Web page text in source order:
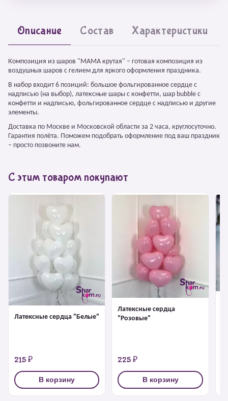
Описание Состав Характеристики
Композиция из шаров "МАМА крутая" – готовая композиция из
воздушных шаров с гелием для яркого оформления праздника.
В набор входит 6 позиций: большое фольгированное сердце с
надписью (на выбор), латексные шары с конфетти, шар bubble с
конфетти и надписью, фольгированное сердце с надписью и другие
элементы.
Доставка по Москве и Московской области за 2 часа, круглосуточно.
Гарантия полёта. Поможем подобрать оформление под ваш праздник
– просто позвоните нам.
С этим товаром покупают
Латексные сердца "Белые"
215 ₽
В корзину
Латексные сердца
"Розовые"
225 ₽
В корзину